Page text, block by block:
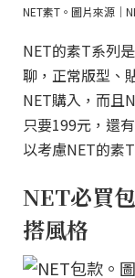
NET素T。圖片來源｜
NET的素T系列
聊，正常版型、
NET購入，而且
只要199元，還
以考慮NET的素T
NET必買
搭風格